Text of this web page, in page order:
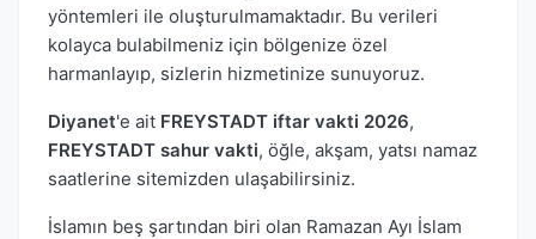
yöntemleri ile oluşturulmamaktadır. Bu verileri
kolayca bulabilmeniz için bölgenize özel
harmanlayıp, sizlerin hizmetinize sunuyoruz.
Diyanet'e ait FREYSTADT iftar vakti 2026,
FREYSTADT sahur vakti, öğle, akşam, yatsı namaz
saatlerine sitemizden ulaşabilirsiniz.
İslamın beş şartından biri olan Ramazan Ayı İslam